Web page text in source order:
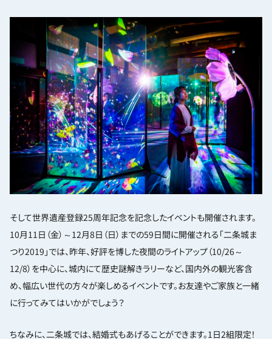
そして世界遺産登録25周年記念を記念したイベントも開催されます。
10月11日（金）～12月8日（日）までの59日間に開催される「二条城ま
つり2019」では、昨年、好評を博した夜間のライトアップ（10/26～
12/8）を中心に、城内にて歴史謎解きラリーなど、国内外の観光客含
め、幅広い世代の方々が楽しめるイベントです。お友達やご家族と一緒
に行ってみてはいかがでしょう？
ちなみに、二条城では、結婚式もあげることができます。1日2組限定！